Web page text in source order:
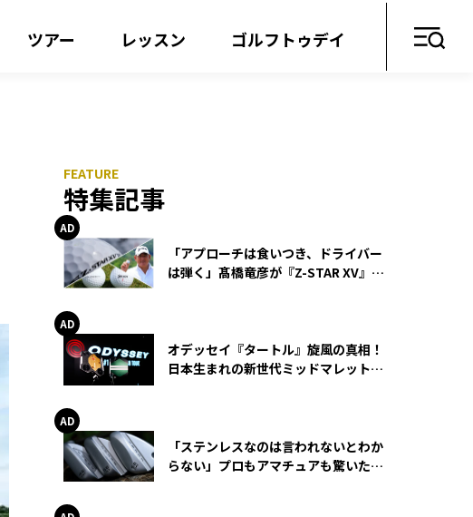
ツアー レッスン ゴルフトゥデイ
特集記事
「アプローチは食いつき、ドライバー
は弾く」髙橋竜彦が『Z-STAR XV』を
オデッセイ『タートル』旋風の真相！
日本生まれの新世代ミッドマレットが
「ステンレスなのは言われないとわか
らない」プロもアマチュアも驚いた